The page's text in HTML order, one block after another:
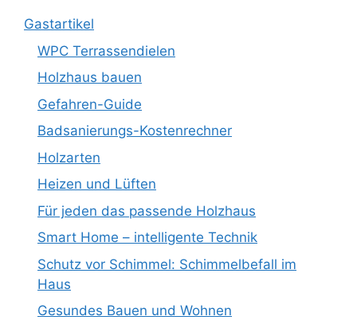
Gastartikel
WPC Terrassendielen
Holzhaus bauen
Gefahren-Guide
Badsanierungs-Kostenrechner
Holzarten
Heizen und Lüften
Für jeden das passende Holzhaus
Smart Home – intelligente Technik
Schutz vor Schimmel: Schimmelbefall im
Haus
Gesundes Bauen und Wohnen